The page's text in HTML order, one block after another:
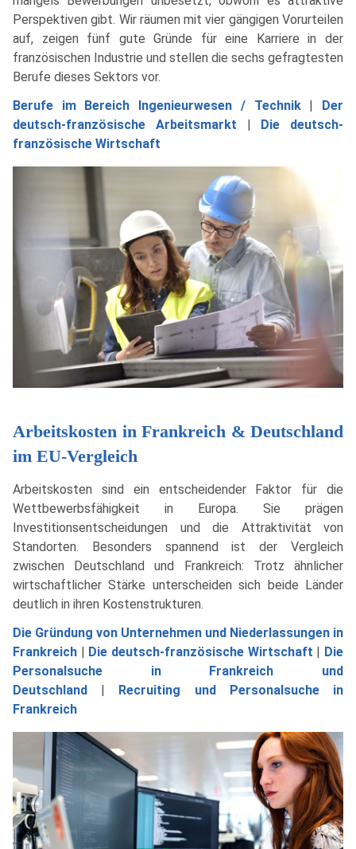
Perspektiven gibt. Wir räumen mit vier gängigen Vorurteilen
auf, zeigen fünf gute Gründe für eine Karriere in der
französischen Industrie und stellen die sechs gefragtesten
Berufe dieses Sektors vor.
Berufe im Bereich Ingenieurwesen / Technik| Der
deutsch-französische Arbeitsmarkt | Die deutsch-
französische Wirtschaft
Arbeitskosten in Frankreich & Deutschland
im EU-Vergleich
Arbeitskosten sind ein entscheidender Faktor für die
Wettbewerbsfähigkeit in Europa. Sie prägen
Investitionsentscheidungen und die Attraktivität von
Standorten. Besonders spannend ist der Vergleich
zwischen Deutschland und Frankreich: Trotz ähnlicher
wirtschaftlicher Stärke unterscheiden sich beide Länder
deutlich in ihren Kostenstrukturen.
Die Gründung von Unternehmen und Niederlassungen in
Frankreich
Die deutsch-französische Wirtschaft
Die
Personalsuche in Frankreich und
Deutschland
Recruiting und Personalsuche in
Frankreich